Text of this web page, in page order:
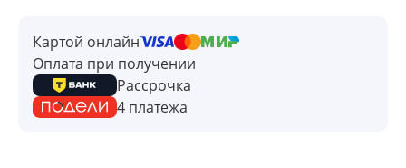
Картой онлайн
Оплата при получении
Рассрочка
4 платежа